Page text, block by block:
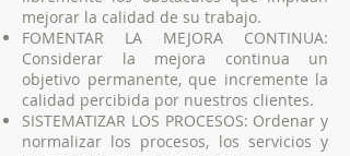
mejorar la calidad de su trabajo.
FOMENTAR LA MEJORA CONTINUA:
Considerar la mejora continua un
objetivo permanente, que incremente la
calidad percibida por nuestros clientes.
SISTEMATIZAR LOS PROCESOS: Ordenar y
normalizar los procesos, los servicios y